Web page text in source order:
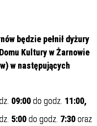
będzie pełnił dyżury
Kultury w Żarnowie
w następujących
09:00 do godz. 11:00,
5:00 do godz. 7:30 oraz